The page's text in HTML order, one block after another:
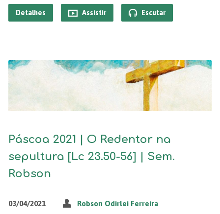
Detalhes Assistir Escutar
Páscoa 2021 | O Redentor na
sepultura [Lc 23.50-56] | Sem.
Robson
03/04/2021 Robson Odirlei Ferreira